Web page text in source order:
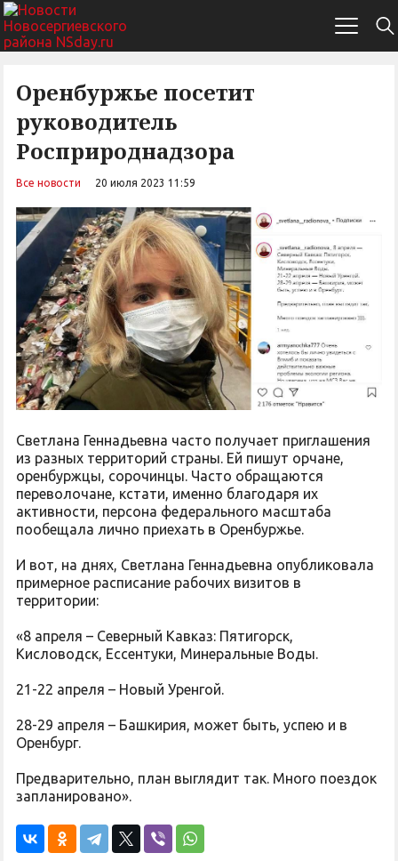
Оренбуржье посетит
руководитель
Росприроднадзора
Все новости 20 июля 2023 11:59
Светлана Геннадьевна часто получает приглашения
из разных территорий страны. Ей пишут орчане,
оренбуржцы, сорочинцы. Часто обращаются
переволочане, кстати, именно благодаря их
активности, персона федерального масштаба
пообещала лично приехать в Оренбуржье.
И вот, на днях, Светлана Геннадьевна опубликовала
примерное расписание рабочих визитов в
территории:
«8 апреля – Северный Кавказ: Пятигорск,
Кисловодск, Ессентуки, Минеральные Воды.
21-22 апреля – Новый Уренгой.
28-29 апреля – Башкирия, может быть, успею и в
Оренбург.
Предварительно, план выглядит так. Много поездок
запланировано».